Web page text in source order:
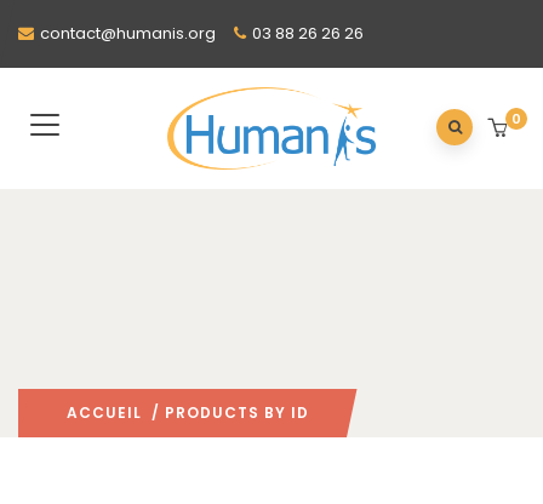
contact@humanis.org 03 88 26 26 26
0
ACCUEIL / PRODUCTS BY ID